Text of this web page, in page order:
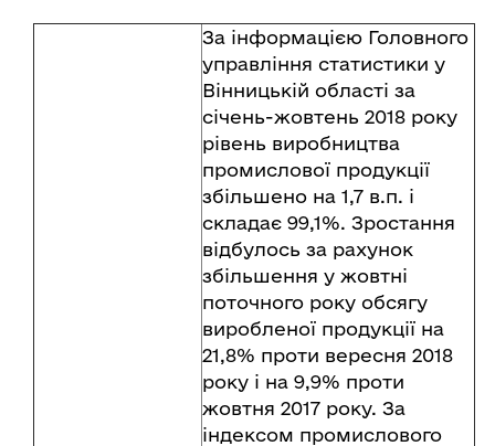
За інформацією Головного
управління статистики у
Вінницькій області за
січень-жовтень 2018 року
рівень виробництва
промислової продукції
збільшено на 1,7 в.п. і
складає 99,1%. Зростання
відбулось за рахунок
збільшення у жовтні
поточного року обсягу
виробленої продукції на
21,8% проти вересня 2018
року і на 9,9% проти
жовтня 2017 року. За
індексом промислового